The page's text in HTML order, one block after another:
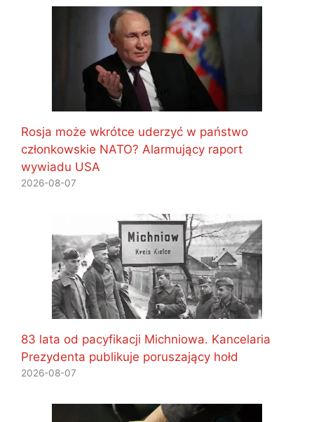
Rosja może wkrótce uderzyć w państwo
członkowskie NATO? Alarmujący raport
wywiadu USA
2026-08-07
83 lata od pacyfikacji Michniowa. Kancelaria
Prezydenta publikuje poruszający hołd
2026-08-07